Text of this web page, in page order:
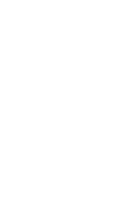
com